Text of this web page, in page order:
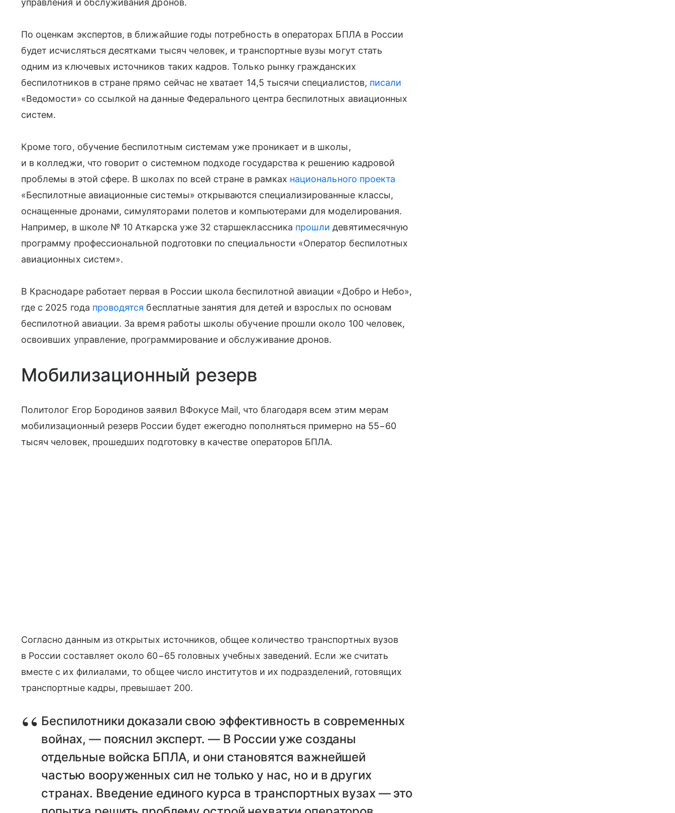
управления и обслуживания дронов.
По оценкам экспертов, в ближайшие годы потребность в операторах БПЛА в России
будет исчисляться десятками тысяч человек, и транспортные вузы могут стать
одним из ключевых источников таких кадров. Только рынку гражданских
беспилотников в стране прямо сейчас не хватает 14,5 тысячи специалистов, писали
«Ведомости» со ссылкой на данные Федерального центра беспилотных авиационных
систем.
Кроме того, обучение беспилотным системам уже проникает и в школы,
и в колледжи, что говорит о системном подходе государства к решению кадровой
проблемы в этой сфере. В школах по всей стране в рамках национального проекта
«Беспилотные авиационные системы» открываются специализированные классы,
оснащенные дронами, симуляторами полетов и компьютерами для моделирования.
Например, в школе № 10 Аткарска уже 32 старшеклассника прошли девятимесячную
программу профессиональной подготовки по специальности «Оператор беспилотных
авиационных систем».
В Краснодаре работает первая в России школа беспилотной авиации «Добро и Небо»,
где с 2025 года проводятся бесплатные занятия для детей и взрослых по основам
беспилотной авиации. За время работы школы обучение прошли около 100 человек,
освоивших управление, программирование и обслуживание дронов.
Мобилизационный резерв
Политолог Егор Бородинов заявил ВФокусе Mail, что благодаря всем этим мерам
мобилизационный резерв России будет ежегодно пополняться примерно на 55−60
тысяч человек, прошедших подготовку в качестве операторов БПЛА.
Согласно данным из открытых источников, общее количество транспортных вузов
в России составляет около 60−65 головных учебных заведений. Если же считать
вместе с их филиалами, то общее число институтов и их подразделений, готовящих
транспортные кадры, превышает 200.
Беспилотники доказали свою эффективность в современных
войнах, — пояснил эксперт. — В России уже созданы
отдельные войска БПЛА, и они становятся важнейшей
частью вооруженных сил не только у нас, но и в других
странах. Введение единого курса в транспортных вузах — это